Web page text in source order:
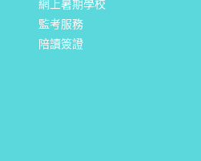
網上暑期學校
監考服務
陪讀簽證